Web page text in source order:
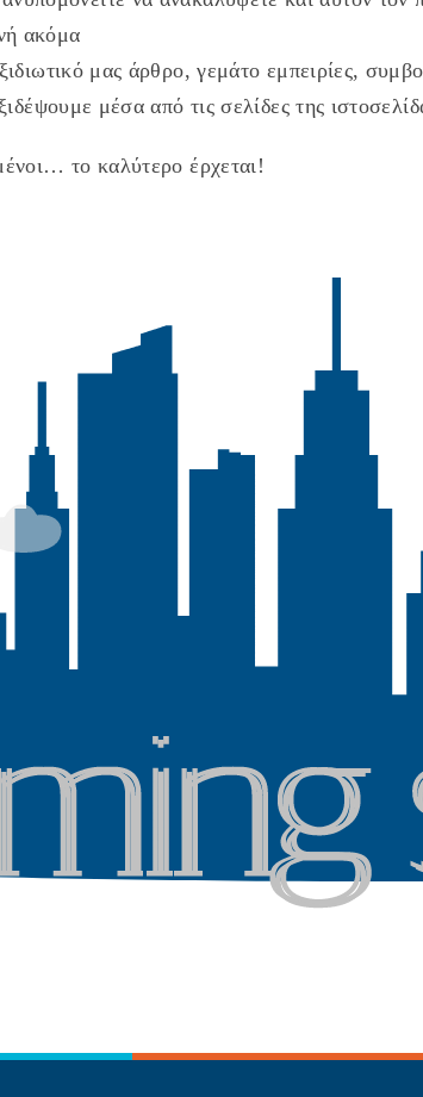
ακόμα
μας άρθρο, γεμάτο εμπειρίες,
μέσα από τις σελίδες της
το καλύτερο έρχεται!